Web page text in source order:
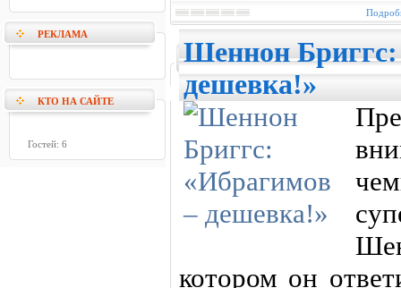
РЕКЛАМА
КТО НА САЙТЕ
Гостей: 6
Шеннон
дешевка!»
котором он